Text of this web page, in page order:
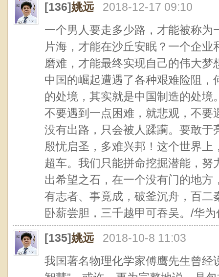
[136]姚远
2018-12-17 09:10
一个男人要走多少路，才能被称
片海，才能在沙丘安眠？一个企
磨难，才能最终实现自己的伟大梦
中国的崛起遭遇了各种艰难险阻
的处境，其实就是中国制造的处境
不要遇到一点困难，就悲观，不
没有出路，只会被人蹂躏。要敢于
殷忧启圣，多难兴邦！这个世界
超车。我们只能拼命挖掘潜能，
出希望之石，在一个没有门的地
有志者、事竟成，破釜沉舟，百
卧薪尝胆，三千越甲可吞吴。/华
[135]姚远
2018-10-8 11:03
我国著名物理化学家傅鹰先生曾经